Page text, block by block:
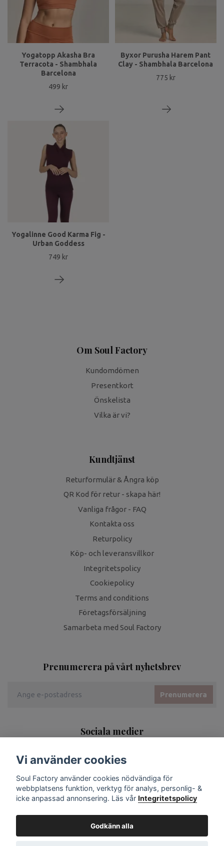
Yogatopp Akasha Bra
Terracota - Shambhala
Barcelona
499 kr
Byxor Purusha Harem Pant
Clay - Shambhala Barcelona
775 kr
Yogalinne Good Karma Fig -
Urban Goddess
749 kr
Om Soul Factory
Kundomdömen
Presentkort
Önskelista
Vilka är vi?
Kundtjänst
Returformulär & Ångra köp
QR Kod för retur - skapa här!
Vanliga frågor - FAQ
Kontakta oss
Returpolicy
Köp- och leveransvillkor
Integritetspolicy
Cookiepolicy
Terms and conditions
Företagsförsäljning
Samarbeta med Soul Factory
Prenumerera på vårt nyhetsbrev
Prenumerera
Sociala medier
Vi använder cookies
Soul Factory använder cookies nödvändiga för
webbplatsens funktion, verktyg för analys, personlig- &
icke anpassad annonsering. Läs vår Integritetspolicy
Godkänn alla